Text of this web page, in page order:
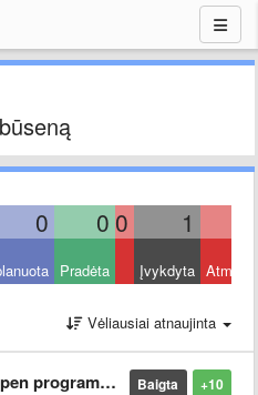
0 0 0 1
Pradėta Įvykdyta
Vėliausiai atnaujinta
+10
Baigta
using keyboard